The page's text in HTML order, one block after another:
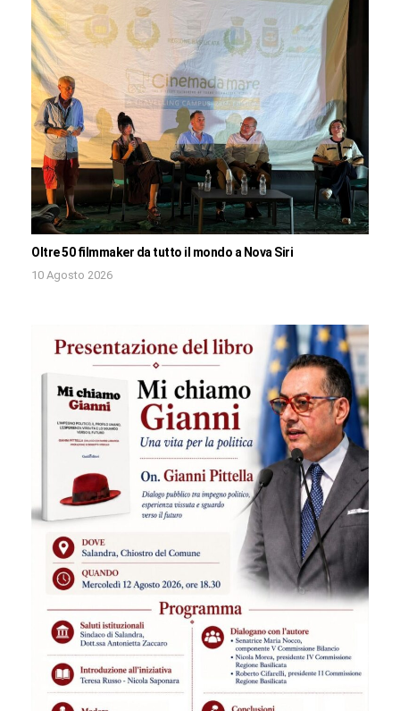
Oltre 50 filmmaker da tutto il mondo a Nova Siri
10 Agosto 2026